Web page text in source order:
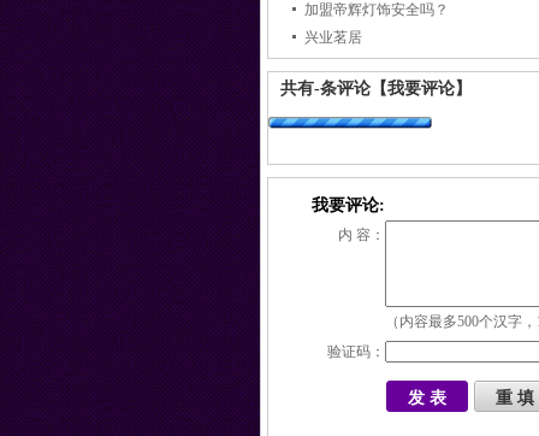
加盟帝辉灯饰安全吗？
兴业茗居
共有-条评论 【我要评论】
我要评论:
内 容：
（内容最多500个汉字
验证码：